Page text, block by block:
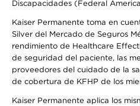
Discapacidades (Federal
Kaiser Permanente toma en
Silver del Mercado de Seguros
rendimiento de Healthcare
de seguridad del paciente, las
proveedores del cuidado de la
de cobertura de KFHP de los
Kaiser Permanente aplica los